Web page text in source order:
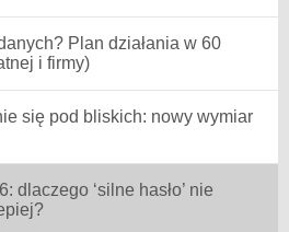
Plan działania w 60
i firmy)
się pod bliskich: nowy wymiar
dlaczego ‘silne hasło’ nie